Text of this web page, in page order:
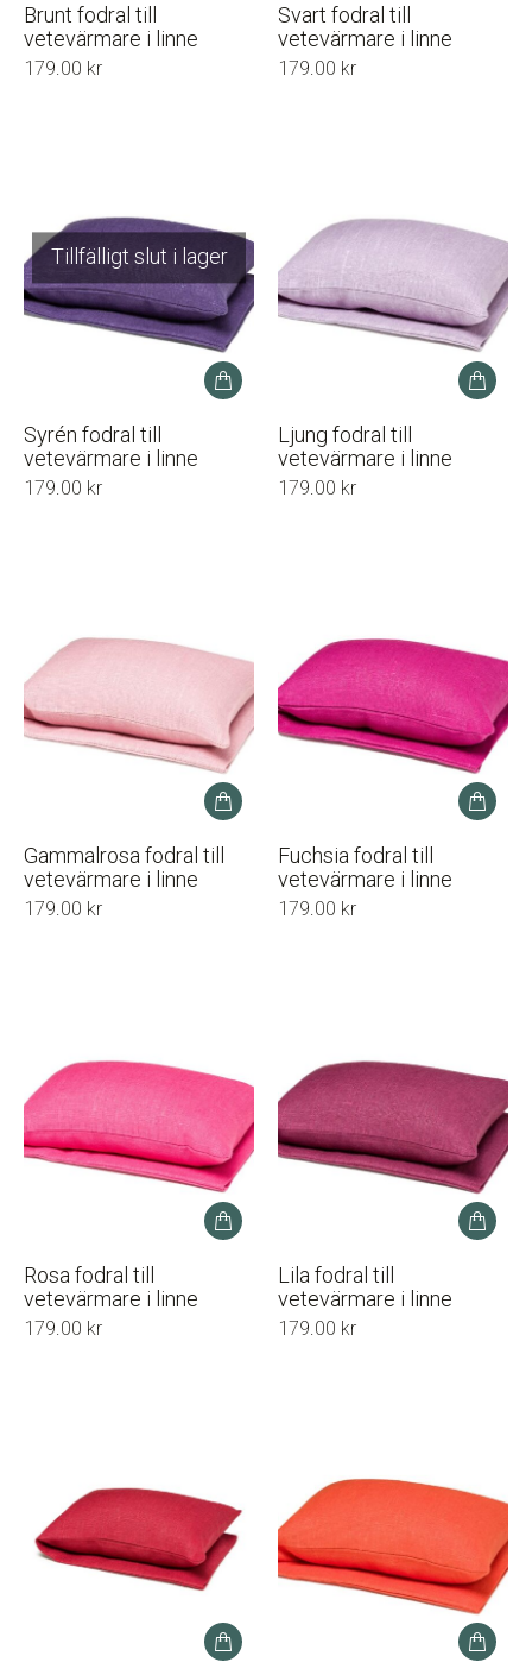
Brunt fodral till
vetevärmare i linne
179.00 kr
Svart fodral till
vetevärmare i linne
179.00 kr
Tillfälligt slut i lager
Syrén fodral till
vetevärmare i linne
179.00 kr
Ljung fodral till
vetevärmare i linne
179.00 kr
Gammalrosa fodral till
vetevärmare i linne
179.00 kr
Fuchsia fodral till
vetevärmare i linne
179.00 kr
Rosa fodral till
vetevärmare i linne
179.00 kr
Lila fodral till
vetevärmare i linne
179.00 kr